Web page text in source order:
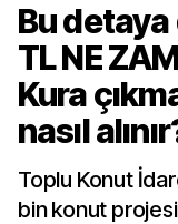
Bu
TL NE
Kura
nasıl
Toplu Konut
bin konut